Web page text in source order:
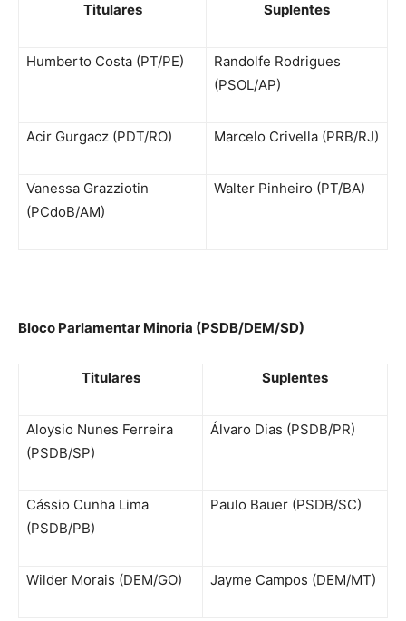
Titulares Suplentes
Humberto Costa (PT/PE)
Randolfe Rodrigues
(PSOL/AP)
Acir Gurgacz (PDT/RO) Marcelo Crivella (PRB/RJ)
Vanessa Grazziotin
(PCdoB/AM)
Walter Pinheiro (PT/BA)
Bloco Parlamentar Minoria (PSDB/DEM/SD)
Titulares Suplentes
Aloysio Nunes Ferreira
(PSDB/SP)
Álvaro Dias (PSDB/PR)
Cássio Cunha Lima
(PSDB/PB)
Paulo Bauer (PSDB/SC)
Wilder Morais (DEM/GO) Jayme Campos (DEM/MT)